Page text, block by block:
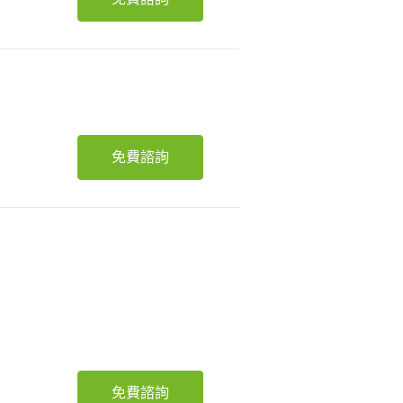
免費諮詢
免費諮詢